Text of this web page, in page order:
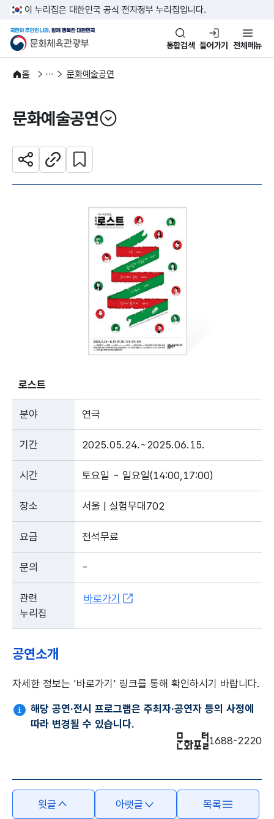
본문 바로가기
주메뉴 바로가기
이 누리집은 대한민국 공식 전자정부 누리집입니다.
문화체육관광부
국민이 주인인 나라, 함께 행복
통합검색 들어가기 전체메뉴
홈
문화광장 문화예술공연
문화예술공연
열기
공유하기주소복사
관심 콘텐츠 설정하기
로스트
분야 연극
기간 2025.05.24.~2025.06.15.
시간 토요일 ~ 일요일(14:00,17:00)
장소 서울 | 실험무대702
요금 전석무료
문의 -
관련
누리집
바로가기
공연소개
자세한 정보는 '바로가기' 링크를 통해 확인하시기 바랍니다.
해당 공연·전시 프로그램은 주최자·공연자 등의 사정에
따라 변경될 수 있습니다.
1688-2220
윗글 아랫글 목록